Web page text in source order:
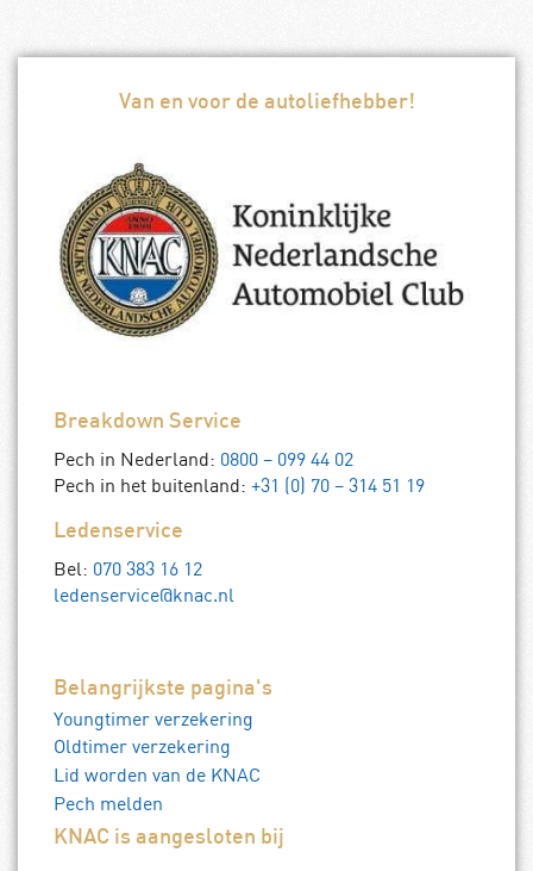
Van en voor de autoliefhebber!
Breakdown Service
Pech in Nederland: 0800 – 099 44 02
Pech in het buitenland: +31 (0) 70 – 314 51 19
Ledenservice
Bel: 070 383 16 12
ledenservice@knac.nl
Belangrijkste pagina's
Youngtimer verzekering
Oldtimer verzekering
Lid worden van de KNAC
Pech melden
KNAC is aangesloten bij